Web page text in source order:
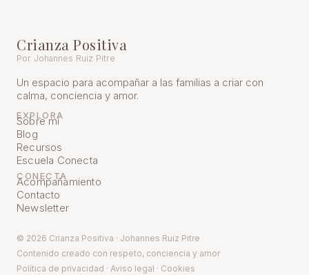
Crianza Positiva
Por Johannes Ruiz Pitre
Un espacio para acompañar a las familias a criar con
calma, conciencia y amor.
EXPLORA
Sobre mí
Blog
Recursos
Escuela Conecta
CONECTA
Acompañamiento
Contacto
Newsletter
© 2026 Crianza Positiva · Johannes Ruiz Pitre
Contenido creado con respeto, conciencia y amor
Política de privacidad · Aviso legal · Cookies